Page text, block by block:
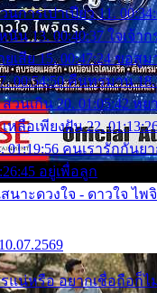
นการเปาเปียว 11.
นัน 13. 00:40:37 ใจเจ้า
เสีย 15. 00:47:24 ขอสูม
00:54:50 คืนทรมาน
ส่วนเกิน 20. 01:05:42
เหลือเพียงฝัน 22.
คนเรารักกันยา
อยู่เพื่อลูก
สนาะดวงใจ - ดาวใจ ไพ
รแน่หรือ อยากเชื่อถือก็